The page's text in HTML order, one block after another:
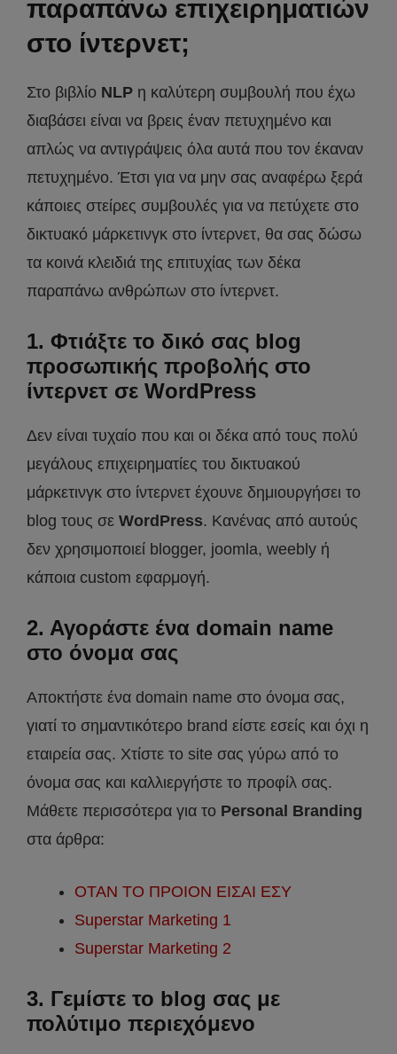
παραπάνω επιχειρηματιών
στο ίντερνετ;
Στο βιβλίο NLP η καλύτερη συμβουλή που έχω
διαβάσει είναι να βρεις έναν πετυχημένο και
απλώς να αντιγράψεις όλα αυτά που τον έκαναν
πετυχημένο. Έτσι για να μην σας αναφέρω ξερά
κάποιες στείρες συμβουλές για να πετύχετε στο
δικτυακό μάρκετινγκ στο ίντερνετ, θα σας δώσω
τα κοινά κλειδιά της επιτυχίας των δέκα
παραπάνω ανθρώπων στο ίντερνετ.
1. Φτιάξτε το δικό σας blog
προσωπικής προβολής στο
ίντερνετ σε WordPress
Δεν είναι τυχαίο που και οι δέκα από τους πολύ
μεγάλους επιχειρηματίες του δικτυακού
μάρκετινγκ στο ίντερνετ έχουνε δημιουργήσει το
blog τους σε WordPress. Κανένας από αυτούς
δεν χρησιμοποιεί blogger, joomla, weebly ή
κάποια custom εφαρμογή.
2. Αγοράστε ένα domain name
στο όνομα σας
Αποκτήστε ένα domain name στο όνομα σας,
γιατί το σημαντικότερο brand είστε εσείς και όχι η
εταιρεία σας. Χτίστε το site σας γύρω από το
όνομα σας και καλλιεργήστε το προφίλ σας.
Μάθετε περισσότερα για το Personal Branding
στα άρθρα:
ΟΤΑΝ ΤΟ ΠΡΟΙΟΝ ΕΙΣΑΙ ΕΣΥ
Superstar Marketing 1
Superstar Marketing 2
3. Γεμίστε το blog σας με
πολύτιμο περιεχόμενο